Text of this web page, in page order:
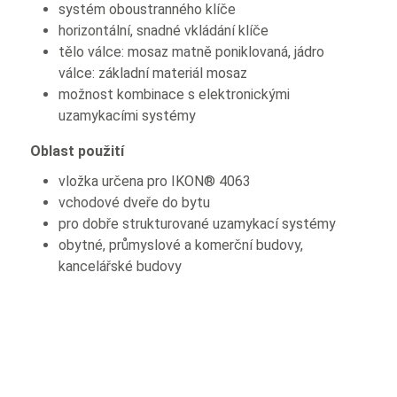
systém oboustranného klíče
horizontální, snadné vkládání klíče
tělo válce: mosaz matně poniklovaná, jádro
válce: základní materiál mosaz
možnost kombinace s elektronickými
uzamykacími systémy
Oblast použití
vložka určena pro IKON® 4063
vchodové dveře do bytu
pro dobře strukturované uzamykací systémy
obytné, průmyslové a komerční budovy,
kancelářské budovy